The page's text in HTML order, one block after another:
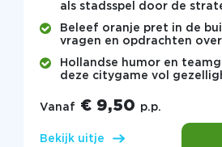
als stadsspel door de
Beleef oranje pret in de
vragen en opdrachten over
Hollandse humor en
deze citygame vol
Vanaf € 9,50 p.p.
Bekijk uitje